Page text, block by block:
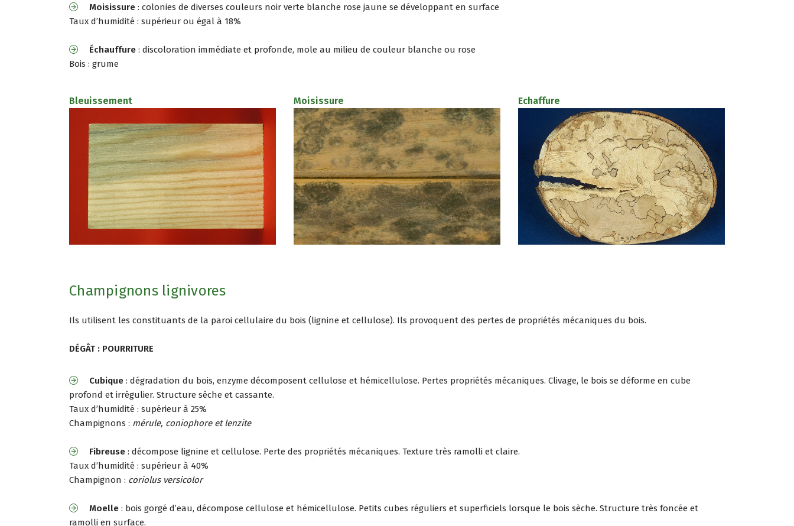
Moisissure : colonies de diverses couleurs noir verte blanche rose jaune se développant en surface
Taux d’humidité : supérieur ou égal à 18%
Échauffure : discoloration immédiate et profonde, mole au milieu de couleur blanche ou rose
Bois : grume
Bleuissement Moisissure Echaffure
Champignons lignivores
Ils utilisent les constituants de la paroi cellulaire du bois (lignine et cellulose). Ils provoquent des pertes de propriétés mécaniques du bois.
DÉGÂT : POURRITURE
Cubique : dégradation du bois, enzyme décomposent cellulose et hémicellulose. Pertes propriétés mécaniques. Clivage, le bois se déforme en cube
profond et irrégulier. Structure sèche et cassante.
Taux d’humidité : supérieur à 25%
Champignons : mérule, coniophore et lenzite
Fibreuse : décompose lignine et cellulose. Perte des propriétés mécaniques. Texture très ramolli et claire.
Taux d’humidité : supérieur à 40%
Champignon : coriolus versicolor
Moelle : bois gorgé d’eau, décompose cellulose et hémicellulose. Petits cubes réguliers et superficiels lorsque le bois sèche. Structure très foncée et
ramolli en surface.